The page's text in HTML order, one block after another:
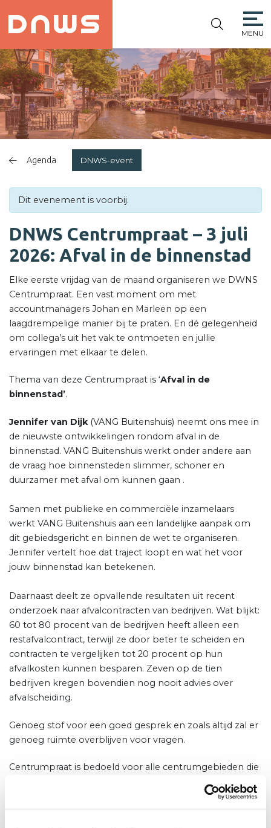
NIEUWE
WINKELSTRAAT
MENU
Agenda DNWS-event
Dit evenement is voorbij.
DNWS Centrumpraat – 3 juli
2026: Afval in de binnenstad
Elke eerste vrijdag van de maand organiseren we DWNS
Centrumpraat. Een vast moment om met
accountmanagers Johan en Marleen op een
laagdrempelige manier bij te praten. En dé gelegenheid
om collega’s uit het vak te ontmoeten en jullie
ervaringen met elkaar te delen.
Thema van deze Centrumpraat is ‘Afval in de
binnenstad’.
Jennifer van Dijk(VANG Buitenshuis) neemt ons mee in
de nieuwste ontwikkelingen rondom afval in de
binnenstad. VANG Buitenshuis werkt onder andere aan
de vraag hoe binnensteden slimmer, schoner en
duurzamer met afval om kunnen gaan .
Samen met publieke en commerciële inzamelaars
werkt VANG Buitenshuis aan een landelijke aanpak om
dit gebiedsgericht en binnen de wet te organiseren.
Jennifer vertelt hoe dat traject loopt en wat het voor
jouw binnenstad kan betekenen.
Daarnaast deelt ze opvallende resultaten uit recent
onderzoek naar afvalcontracten van bedrijven. Wat blijkt:
60 tot 80 procent van de bedrijven heeft alleen een
restafvalcontract, terwijl ze door beter te scheiden en
contracten te vergelijken tot 20 procent op hun
afvalkosten kunnen besparen. Zeven op de tien
bedrijven kregen bovendien nog nooit advies over
afvalscheiding.
Genoeg stof voor een goed gesprek en zoals altijd zal er
genoeg ruimte overblijven voor vragen.
Centrumpraat is bedoeld voor alle centrumgebieden die
deelnemer zijn van DNWS. Op verzoek kan er ook een
kennispartner aanhaken, bijvoorbeeld wanneer een
thema heel actueel is.